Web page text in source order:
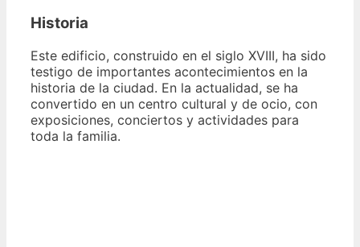
Historia
Este edificio, construido en el siglo XVIII, ha sido
testigo de importantes acontecimientos en la
historia de la ciudad. En la actualidad, se ha
convertido en un centro cultural y de ocio, con
exposiciones, conciertos y actividades para
toda la familia.